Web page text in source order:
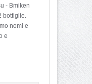
- Bmiken
bottiglie.
nomi e
e